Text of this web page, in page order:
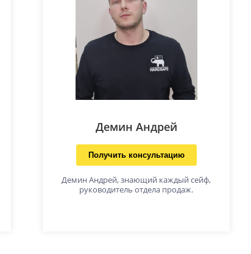
Демин Андрей
Получить консультацию
Демин Андрей, знающий каждый сейф,
руководитель отдела продаж.